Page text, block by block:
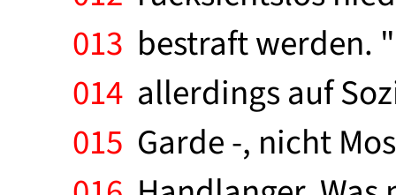
013 bestraft werden.
014 allerdings auf
015 Garde -, nicht